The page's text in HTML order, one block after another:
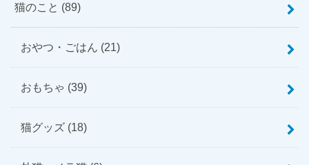
猫のこと (89)
おやつ・ごはん (21)
おもちゃ (39)
猫グッズ (18)